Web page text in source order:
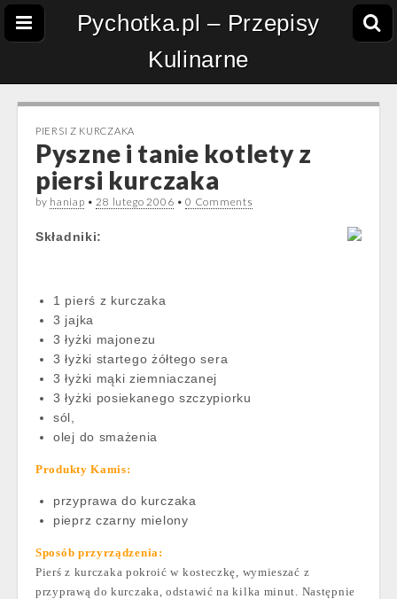
Pychotka.pl – Przepisy
Kulinarne
PIERSI Z KURCZAKA
Pyszne i tanie kotlety z
piersi kurczaka
by haniap •28 lutego 2006 •0 Comments
Składniki:
1 pierś z kurczaka
3 jajka
3 łyżki majonezu
3 łyżki startego żółtego sera
3 łyżki mąki ziemniaczanej
3 łyżki posiekanego szczypiorku
sól,
olej do smażenia
Produkty Kamis:
przyprawa do kurczaka
pieprz czarny mielony
Sposób przyrządzenia:
Pierś z kurczaka pokroić w kosteczkę, wymieszać z
przyprawą do kurczaka, odstawić na kilka minut. Następnie